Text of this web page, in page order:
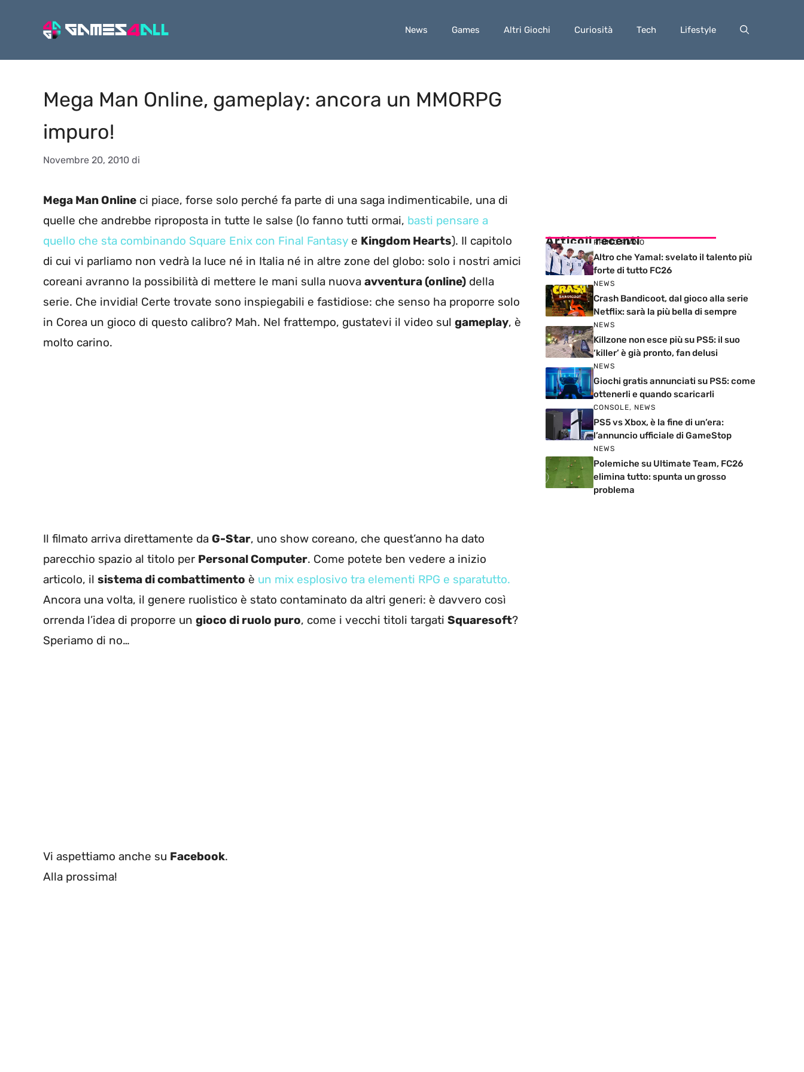
News Games Altri Giochi Curiosità Tech Lifestyle
Mega Man Online, gameplay: ancora un MMORPG
impuro!
Novembre 20, 2010 di
Mega Man Online ci piace, forse solo perché fa parte di una saga indimenticabile, una di
quelle che andrebbe riproposta in tutte le salse (lo fanno tutti ormai, basti pensare a
quello che sta combinando Square Enix con Final Fantasy e Kingdom Hearts). Il capitolo
di cui vi parliamo non vedrà la luce né in Italia né in altre zone del globo: solo i nostri amici
coreani avranno la possibilità di mettere le mani sulla nuova avventura (online) della
serie. Che invidia! Certe trovate sono inspiegabili e fastidiose: che senso ha proporre solo
in Corea un gioco di questo calibro? Mah. Nel frattempo, gustatevi il video sul gameplay, è
molto carino.
Il filmato arriva direttamente da G-Star, uno show coreano, che quest’anno ha dato
parecchio spazio al titolo per Personal Computer. Come potete ben vedere a inizio
articolo, il sistema di combattimento è un mix esplosivo tra elementi RPG e sparatutto.
Ancora una volta, il genere ruolistico è stato contaminato da altri generi: è davvero così
orrenda l’idea di proporre un gioco di ruolo puro, come i vecchi titoli targati Squaresoft?
Speriamo di no…
Vi aspettiamo anche su Facebook.
Alla prossima!
Articoli recenti
PRIMO PIANO
Altro che Yamal: svelato il talento più
forte di tutto FC26
NEWS
Crash Bandicoot, dal gioco alla serie
Netflix: sarà la più bella di sempre
NEWS
Killzone non esce più su PS5: il suo
‘killer’ è già pronto, fan delusi
NEWS
Giochi gratis annunciati su PS5: come
ottenerli e quando scaricarli
CONSOLE, NEWS
PS5 vs Xbox, è la fine di un’era:
l’annuncio ufficiale di GameStop
NEWS
Polemiche su Ultimate Team, FC26
elimina tutto: spunta un grosso
problema